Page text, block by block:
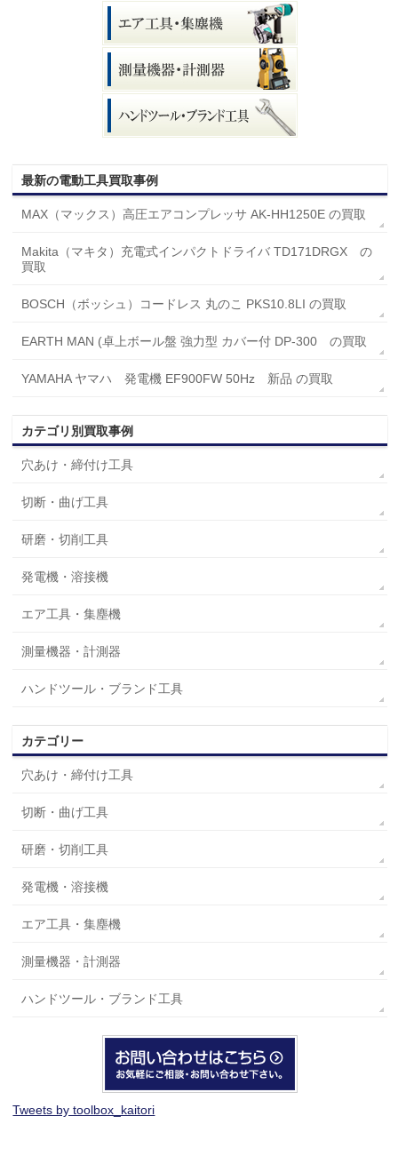
最新の電動工具買取事例
MAX（マックス）高圧エアコンプレッサ AK-HH1250E の買取
Makita（マキタ）充電式インパクトドライバ TD171DRGX の
買取
BOSCH（ボッシュ）コードレス 丸のこ PKS10.8LI の買取
EARTH MAN (卓上ボール盤 強力型 カバー付 DP-300 の買取
YAMAHA ヤマハ 発電機 EF900FW 50Hz 新品 の買取
カテゴリ別買取事例
穴あけ・締付け工具
切断・曲げ工具
研磨・切削工具
発電機・溶接機
エア工具・集塵機
測量機器・計測器
ハンドツール・ブランド工具
カテゴリー
穴あけ・締付け工具
切断・曲げ工具
研磨・切削工具
発電機・溶接機
エア工具・集塵機
測量機器・計測器
ハンドツール・ブランド工具
Tweets by toolbox_kaitori